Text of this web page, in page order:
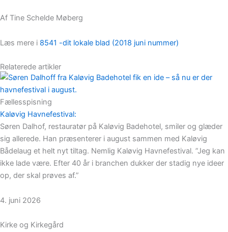
Af Tine Schelde Møberg
Læs mere i 8541 -dit lokale blad (2018 juni nummer)
Relaterede artikler
Fællesspisning
Kaløvig Havnefestival:
Søren Dalhof, restauratør på Kaløvig Badehotel, smiler og glæder
sig allerede. Han præsenterer i august sammen med Kaløvig
Bådelaug et helt nyt tiltag. Nemlig Kaløvig Havnefestival. ”Jeg kan
ikke lade være. Efter 40 år i branchen dukker der stadig nye ideer
op, der skal prøves af.”
4. juni 2026
Kirke og Kirkegård